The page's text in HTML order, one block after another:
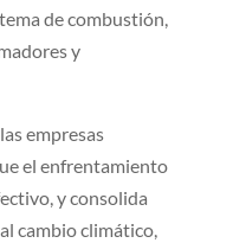
de combustión,
y
empresas
el enfrentamiento
y consolida
cambio climático,